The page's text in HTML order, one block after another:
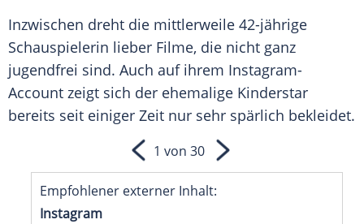
Inzwischen dreht die mittlerweile 42-jährige
Schauspielerin lieber Filme, die nicht ganz
jugendfrei sind. Auch auf ihrem Instagram-
Account zeigt sich der ehemalige Kinderstar
bereits seit einiger Zeit nur sehr spärlich bekleidet.
Empfohlener externer Inhalt:
Instagram
1 von 30